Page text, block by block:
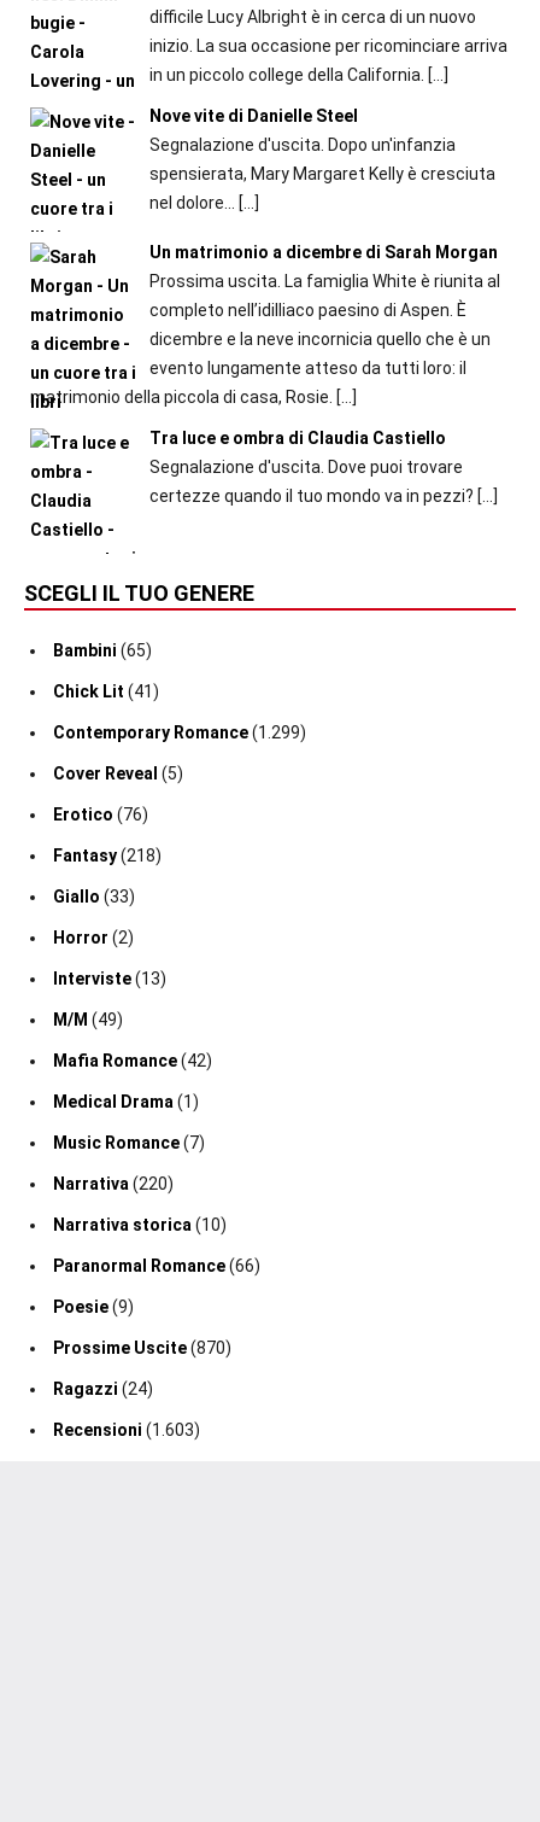
difficile Lucy Albright è in cerca di un nuovo
inizio. La sua occasione per ricominciare arriva
in un piccolo college della California. […]
Nove vite di Danielle Steel
Segnalazione d'uscita. Dopo un'infanzia
spensierata, Mary Margaret Kelly è cresciuta
nel dolore... […]
Un matrimonio a dicembre di Sarah Morgan
Prossima uscita. La famiglia White è riunita al
completo nell’idilliaco paesino di Aspen. È
dicembre e la neve incornicia quello che è un
evento lungamente atteso da tutti loro: il
matrimonio della piccola di casa, Rosie. […]
Tra luce e ombra di Claudia Castiello
Segnalazione d'uscita. Dove puoi trovare
certezze quando il tuo mondo va in pezzi? […]
SCEGLI IL TUO GENERE
Bambini (65)
Chick Lit (41)
Contemporary Romance(1.299)
Cover Reveal (5)
Erotico (76)
Fantasy(218)
Giallo (33)
Horror (2)
Interviste(13)
M/M (49)
Mafia Romance(42)
Medical Drama (1)
Music Romance(7)
Narrativa (220)
Narrativa storica (10)
Paranormal Romance(66)
Poesie(9)
Prossime Uscite(870)
Ragazzi (24)
Recensioni (1.603)